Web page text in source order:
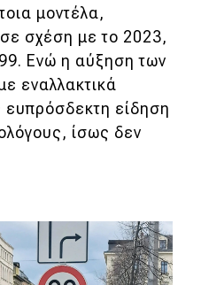
μοντέλα,
σχέση με το 2023,
Ενώ η αύξηση των
εναλλακτικά
είδηση
ίσως δεν